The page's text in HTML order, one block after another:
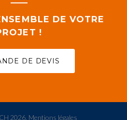
DE VOTRE
!
DE DEVIS
2026. Mentions légales